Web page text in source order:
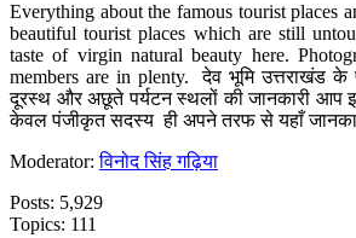
Everything about the famous tourist places
beautiful tourist places which are still
taste of virgin natural beauty here.
members are in plenty. देव भूमि उत्तराखंड के
दूरस्थ और अछूते पर्यटन स्थलों की जानकारी आप
केवल पंजीकृत सदस्य ही अपने तरफ से यहाँ
Moderator:विनोद सिंह गढ़िया
Posts: 5,929
Topics: 111